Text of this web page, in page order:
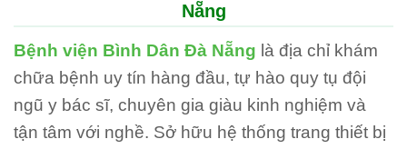
Nẵng
Bệnh viện Bình Dân Đà Nẵng là địa chỉ khám
chữa bệnh uy tín hàng đầu, tự hào quy tụ đội
ngũ y bác sĩ, chuyên gia giàu kinh nghiệm và
tận tâm với nghề. Sở hữu hệ thống trang thiết bị